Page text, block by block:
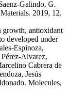
Galindo, G.
2019, 12,
growth, antioxidant
developed under
Espinoza,
Alvarez,
Cabrera de
Jesús
Molecules,